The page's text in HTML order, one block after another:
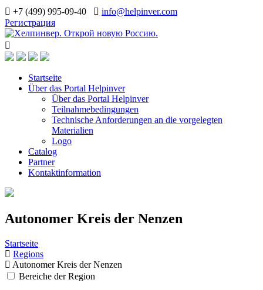
+7 (499) 995-09-40
info@helpinver.com
Регистрация
Startseite
Über das Portal Helpinver
Über das Portal Helpinver
Teilnahmebedingungen
Technische Anforderungen an die vorgelegten
Materialien
Logo
Catalog
Partner
Kontaktinformation
Autonomer Kreis der Nenzen
Startseite
Regions
Autonomer Kreis der Nenzen
Bereiche der Region